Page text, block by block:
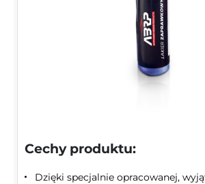
Cechy produktu:
Dzięki specjalnie opracowanej,